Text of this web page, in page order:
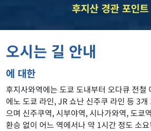
후지산 경관 포인트
오시는 길 안내
에 대한
후지사와역에는 도쿄 도내부터 오다큐 전철
에노 도쿄 라인, JR 쇼난 신주쿠 라인 등 3개
으며 신주쿠역, 시부야역, 시나가와역, 도쿄
환승 없이 어느 역에서나 약 1시간 정도 소